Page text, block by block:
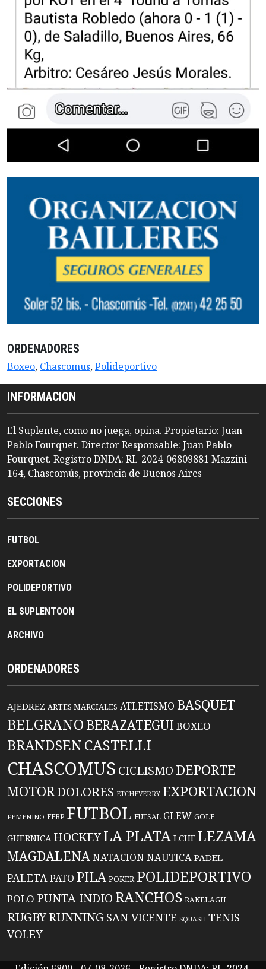
ORDENADORES
Boxeo, Chascomus,Polideportivo
INFORMACION
El Suplente, como no juega, opina. Propietario: Juan
Pablo Fourquet. Director Responsable: Juan Pablo
Fourquet. Registro DNDA: RL-2024-06809881 Mazzini
164, Chascomús, provincia de Buenos Aires
SECCIONES
FUTBOL
EXPORTACION
POLIDEPORTIVO
EL SUPLENTOON
ARCHIVO
ORDENADORES
AJEDREZ ARTES MARCIALES ATLETISMO BASQUET
BELGRANO BERAZATEGUIBOXEO
BRANDSENCASTELLI
CHASCOMUS CICLISMO DEPORTE
MOTORDOLORES ETCHEVERRY EXPORTACION
FEMENINO FFBP FUTBOL FUTSAL GLEW GOLF
GUERNICA HOCKEYLA PLATA LCHF LEZAMA
MAGDALENANATACIONNAUTICA PADEL
PALETA PATO PILA POKER POLIDEPORTIVO
POLO PUNTA INDIO RANCHOS RANELAGH
RUGBYRUNNING SAN VICENTE SQUASH TENIS
VOLEY